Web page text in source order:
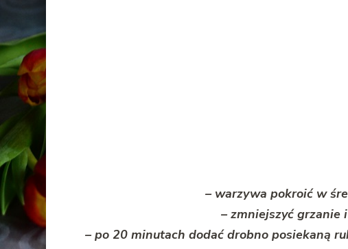
– warzywa pokroić w
– zmniejszyć grzanie
– po 20 minutach dodać drobno posiekaną